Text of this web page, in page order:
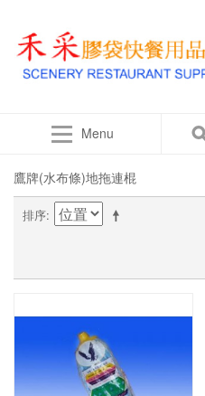
Menu
鷹牌(水布條)地拖連棍
排序